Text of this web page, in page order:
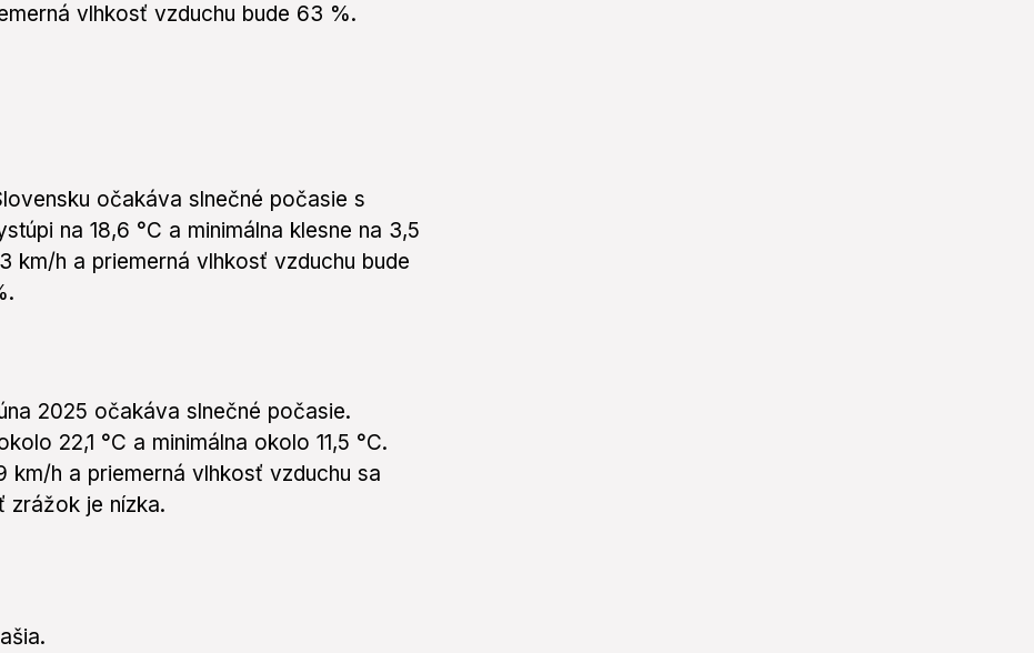
vlhkosť vzduchu bude 63 %.
očakáva slnečné počasie s
na 18,6 °C a minimálna klesne na 3,5
km/h a priemerná vlhkosť vzduchu bude
2025 očakáva slnečné počasie.
22,1 °C a minimálna okolo 11,5 °C.
h a priemerná vlhkosť vzduchu sa
zrážok je nízka.